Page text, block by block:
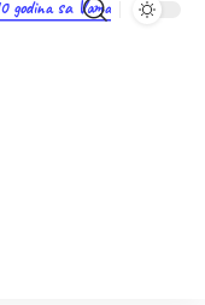
godina sa Vama